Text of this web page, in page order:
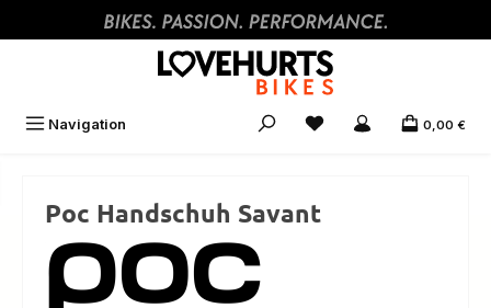
Zum Hauptinhalt springen
Navigation 0,00 €
Poc Handschuh Savant